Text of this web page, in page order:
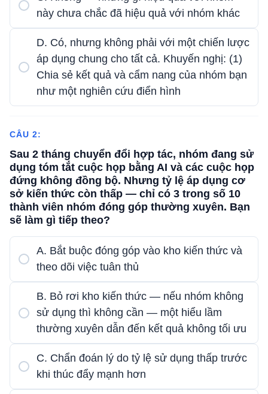
này chưa chắc đã hiệu quả với nhóm khác
D. Có, nhưng không phải với một chiến lược
áp dụng chung cho tất cả. Khuyến nghị: (1)
Chia sẻ kết quả và cẩm nang của nhóm bạn
như một nghiên cứu điển hình
CÂU 2:
Sau 2 tháng chuyển đổi hợp tác, nhóm đang sử
dụng tóm tắt cuộc họp bằng AI và các cuộc họp
đứng không đồng bộ. Nhưng tỷ lệ áp dụng cơ
sở kiến ​​thức còn thấp — chỉ có 3 trong số 10
thành viên nhóm đóng góp thường xuyên. Bạn
sẽ làm gì tiếp theo?
A. Bắt buộc đóng góp vào kho kiến ​​thức và
theo dõi việc tuân thủ
B. Bỏ rơi kho kiến ​​thức — nếu nhóm không
sử dụng thì không cần — một hiểu lầm
thường xuyên dẫn đến kết quả không tối ưu
C. Chẩn đoán lý do tỷ lệ sử dụng thấp trước
khi thúc đẩy mạnh hơn